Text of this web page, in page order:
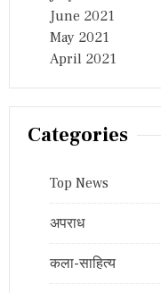
June 2021
May 2021
April 2021
Categories
Top News
अपराध
कला-साहित्य